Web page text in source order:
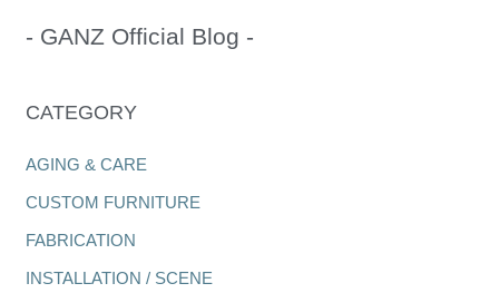
- GANZ Official Blog -
CATEGORY
AGING & CARE
CUSTOM FURNITURE
FABRICATION
INSTALLATION / SCENE